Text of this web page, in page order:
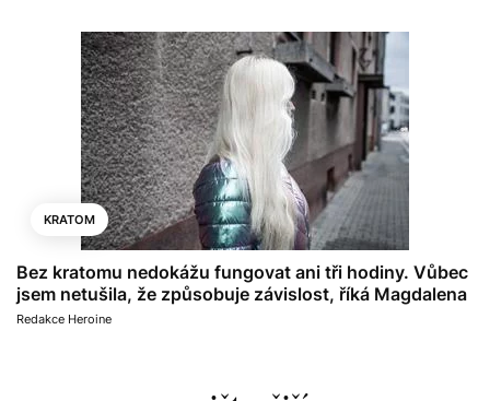
KRATOM
Bez kratomu nedokážu fungovat ani tři hodiny. Vůbec
jsem netušila, že způsobuje závislost, říká Magdalena
Redakce Heroine